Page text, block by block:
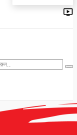
জাতীয় যশোর